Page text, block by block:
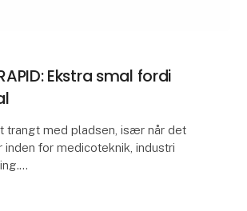
Ekstra smal fordi
trangt med pladsen, især når det
for medicoteknik, industri